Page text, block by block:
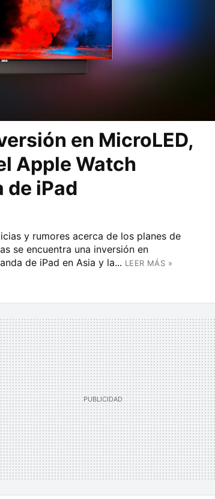
en MicroLED,
Apple Watch
de iPad
y rumores acerca de los planes de
se encuentra una inversión en
de iPad en Asia y la... LEER MÁS »